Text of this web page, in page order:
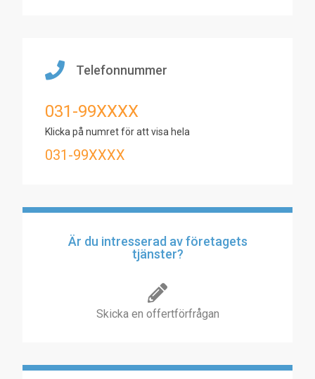
Telefonnummer
031-99XXXX
Klicka på numret för att visa hela
031-99XXXX
Är du intresserad av företagets
tjänster?
Skicka en offertförfrågan